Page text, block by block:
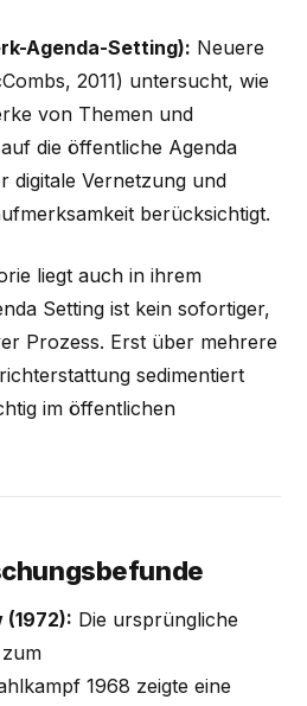
Agenda-Setting): Neuere
2011) untersucht, wie
von Themen und
die öffentliche Agenda
digitale Vernetzung und
berücksichtigt.
liegt auch in ihrem
Setting ist kein sofortiger,
Prozess. Erst über mehrere
sedimentiert
im öffentlichen
(1972): Die ursprüngliche
1968 zeigte eine